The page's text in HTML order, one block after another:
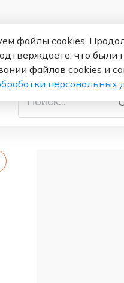
файлы cookies.
что
файлов cookies и
персональных